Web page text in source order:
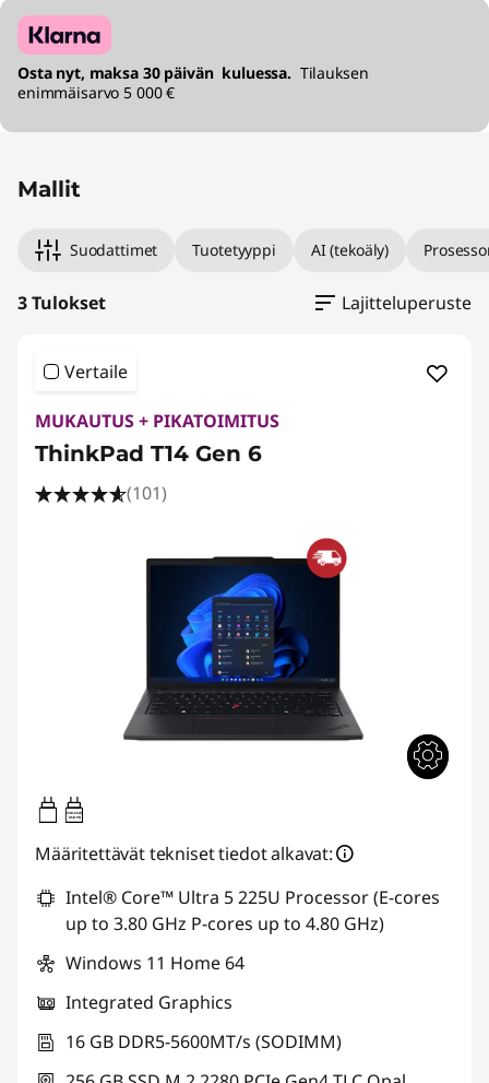
Osta nyt, maksa 30 päivän kuluessa. Tilauksen
enimmäisarvo 5 000 €
Mallit
Suodattimet Tuotetyyppi AI (tekoäly)
3 Tulokset Lajitteluperuste
Vertaile
MUKAUTUS + PIKATOIMITUS
ThinkPad T14 Gen 6
(101)
65W-65W
USB PD
Määritettävät tekniset tiedot alkavat:
Intel® Core™ Ultra 5 225U Processor (E-cores
up to 3.80 GHz P-cores up to 4.80 GHz)
Windows 11 Home 64
Integrated Graphics
16 GB DDR5-5600MT/s (SODIMM)